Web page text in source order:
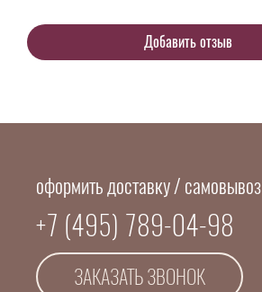
оформить доставку / самовывоз
+7 (495) 789-04-98
ЗАКАЗАТЬ ЗВОНОК